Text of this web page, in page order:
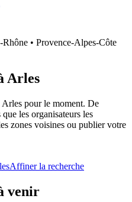
Rhône • Provence-Alpes-Côte
Arles
pour le moment. De
les organisateurs les
zones voisines ou publier votre
Affiner la recherche
venir